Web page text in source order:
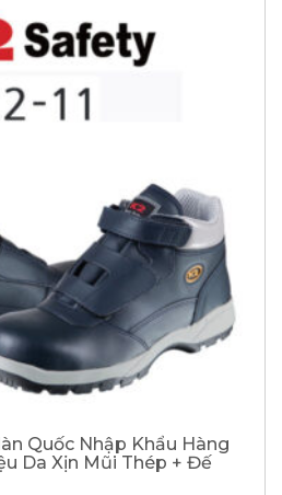
Quốc Nhập Khẩu Hàng
Da Xịn Mũi Thép + Đế